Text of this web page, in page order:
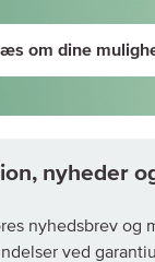
om dine
nyhedsbrev og
ved